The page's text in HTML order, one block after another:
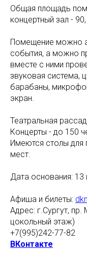
Общая площадь
концертный зал -
Помещение можно
события, а можно
вместе с ними
звуковая система,
барабаны,
экран.
Театральная
Концерты - до 150
Имеются столы для
мест.
Дата основания: 13
Афиша и билеты:
Адрес: г.Сургут,
цокольный этаж)
+7(995)242-77-82
ВКонтакте